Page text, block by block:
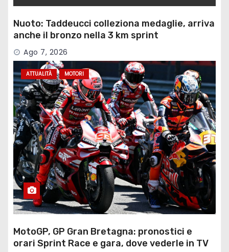
Nuoto: Taddeucci colleziona medaglie, arriva
anche il bronzo nella 3 km sprint
Ago 7, 2026
ATTUALITÀ MOTORI
MotoGP, GP Gran Bretagna: pronostici e
orari Sprint Race e gara, dove vederle in TV